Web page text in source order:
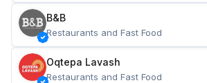
B&B
Restaurants and Fast Food
Oqtepa Lavash
Restaurants and Fast Food